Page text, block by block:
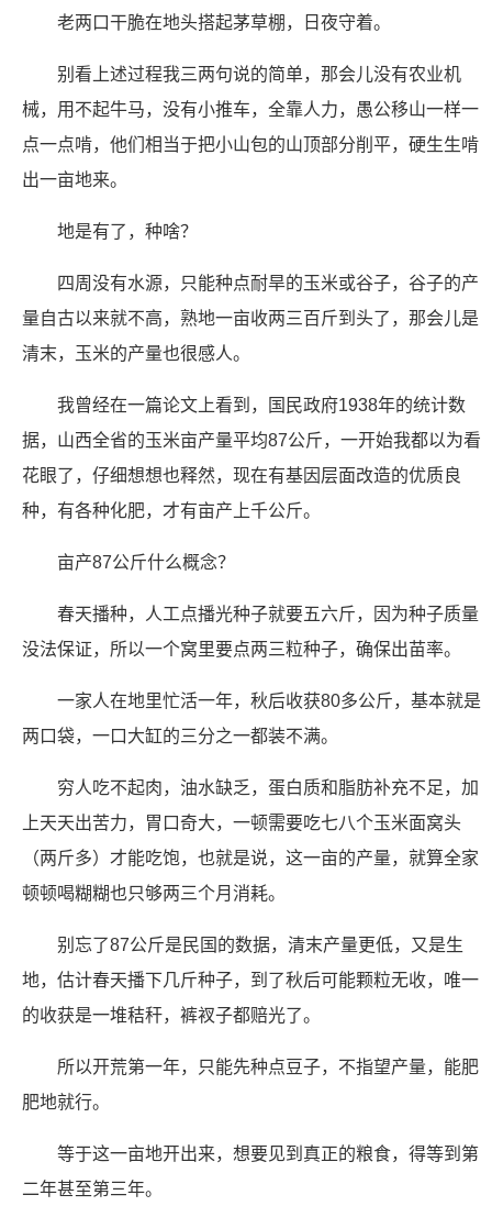
老两口干脆在地头搭起茅草棚，日夜守着。
别看上述过程我三两句说的简单，那会儿没有农业机
械，用不起牛马，没有小推车，全靠人力，愚公移山一样一
点一点啃，他们相当于把小山包的山顶部分削平，硬生生啃
出一亩地来。
地是有了，种啥？
四周没有水源，只能种点耐旱的玉米或谷子，谷子的产
量自古以来就不高，熟地一亩收两三百斤到头了，那会儿是
清末，玉米的产量也很感人。
我曾经在一篇论文上看到，国民政府1938年的统计数
据，山西全省的玉米亩产量平均87公斤，一开始我都以为看
花眼了，仔细想想也释然，现在有基因层面改造的优质良
种，有各种化肥，才有亩产上千公斤。
亩产87公斤什么概念？
春天播种，人工点播光种子就要五六斤，因为种子质量
没法保证，所以一个窝里要点两三粒种子，确保出苗率。
一家人在地里忙活一年，秋后收获80多公斤，基本就是
两口袋，一口大缸的三分之一都装不满。
穷人吃不起肉，油水缺乏，蛋白质和脂肪补充不足，加
上天天出苦力，胃口奇大，一顿需要吃七八个玉米面窝头
（两斤多）才能吃饱，也就是说，这一亩的产量，就算全家
顿顿喝糊糊也只够两三个月消耗。
别忘了87公斤是民国的数据，清末产量更低，又是生
地，估计春天播下几斤种子，到了秋后可能颗粒无收，唯一
的收获是一堆秸秆，裤衩子都赔光了。
所以开荒第一年，只能先种点豆子，不指望产量，能肥
肥地就行。
等于这一亩地开出来，想要见到真正的粮食，得等到第
二年甚至第三年。